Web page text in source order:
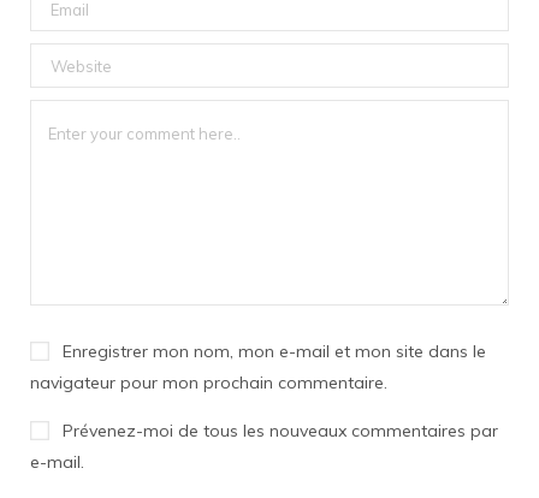
Enregistrer mon nom, mon e-mail et mon site dans le
navigateur pour mon prochain commentaire.
Prévenez-moi de tous les nouveaux commentaires par
e-mail.